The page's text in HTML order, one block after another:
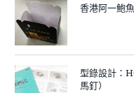
香港阿一鮑
型錄設計：
馬釘）